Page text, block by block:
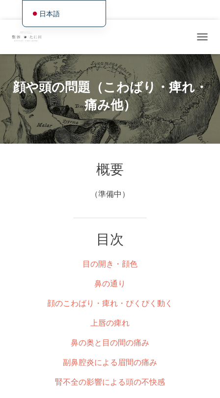
ホーム 最新情報＆空き状況とWEB予約
グ
ル
・
ナ
ビ
ゲ
ー
シ
ョ
ン
顔や頭の問題（こわばり・痺れ・
痛み他）
概要
（準備中）
目次
目の開き・顔色
鼻の通り
顔のこわばり・痺れ・ぴくぴく動く
上唇の痺れ
鼻の奥と目の間の痛み
副鼻腔炎による眉間の痛み
腎不全の影響による頭の不快感
日本語
English
Français
Español
繁體中文
Português (AO90)
한국어
简体中文